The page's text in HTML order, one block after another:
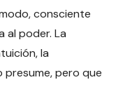
consciente
al poder. La
la
presume, pero que